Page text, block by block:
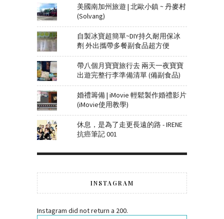
美國南加州旅遊 | 北歐小鎮 ~ 丹麥村
(Solvang)
自製冰寶超簡單~DIY持久耐用保冰
劑 外出攜帶多餐副食品超方便
帶八個月寶寶旅行去 兩天一夜寶寶
出遊完整行李準備清單 (備副食品)
婚禮籌備 | iMovie 輕鬆製作婚禮影片
(iMovie使用教學)
休息，是為了走更長遠的路 - IRENE
抗癌筆記 001
INSTAGRAM
Instagram did not return a 200.